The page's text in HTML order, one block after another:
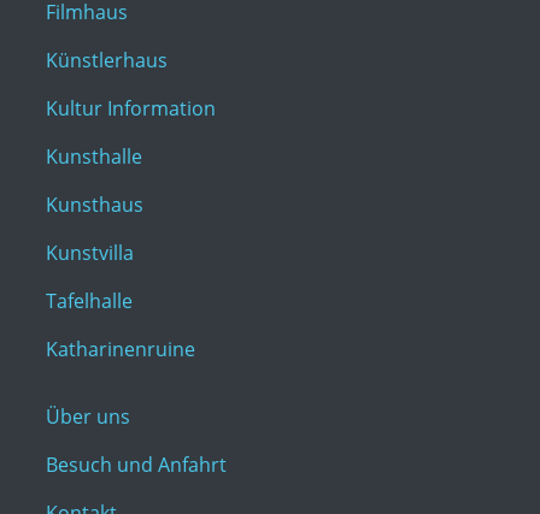
Filmhaus
Künstlerhaus
Kultur Information
Kunsthalle
Kunsthaus
Kunstvilla
Tafelhalle
Katharinenruine
Über uns
Besuch und Anfahrt